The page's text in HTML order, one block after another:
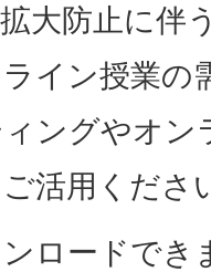
大防止に伴
イン授業の
ングやオン
活用くださ
ロードでき